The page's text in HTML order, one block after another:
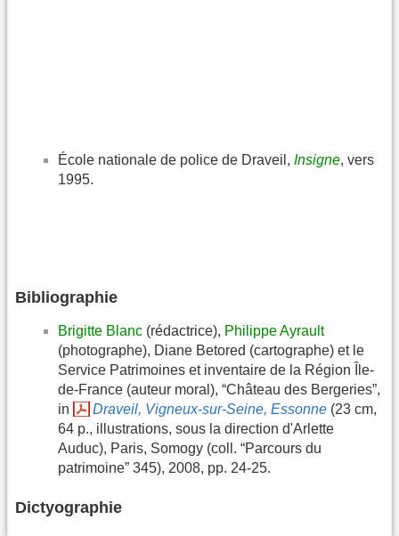
École nationale de police de Draveil, Insigne, vers
1995.
Bibliographie
Brigitte Blanc (rédactrice), Philippe Ayrault
(photographe), Diane Betored (cartographe) et le
Service Patrimoines et inventaire de la Région Île-
de-France (auteur moral), “Château des Bergeries”,
in
Draveil, Vigneux-sur-Seine, Essonne (23 cm,
64 p., illustrations, sous la direction d'Arlette
Auduc), Paris, Somogy (coll. “Parcours du
patrimoine” 345), 2008, pp. 24-25.
Dictyographie